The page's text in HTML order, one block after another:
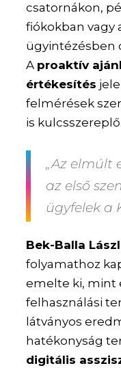
csatornákon,
fiókokban vagy
ügyintézésben
A proaktív
értékesítés
felmérések
is kulcsszereplő.
„Az elmúlt
az első
ügyfelek a
Bek-Balla
folyamathoz
emelte ki, mint
felhasználási
látványos
hatékonyság
digitális